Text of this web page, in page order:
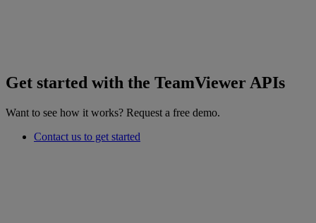
Get started with the TeamViewer APIs
Want to see how it works? Request a free demo.
Contact us to get started